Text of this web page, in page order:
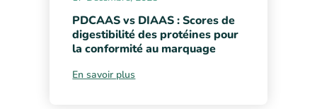
PDCAAS vs DIAAS : Scores de
digestibilité des protéines pour
la conformité au marquage
En savoir plus